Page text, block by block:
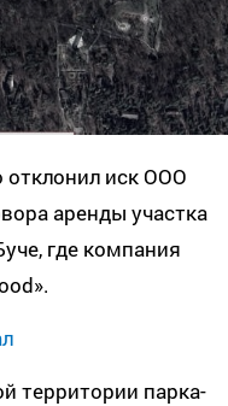
отклонил иск ООО
аренды участка
где компания
территории парка-